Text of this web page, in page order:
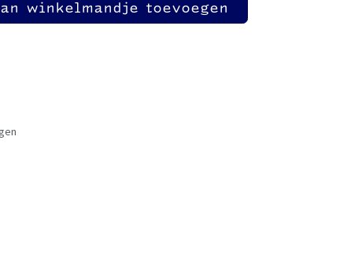
winkelmandje toevoegen